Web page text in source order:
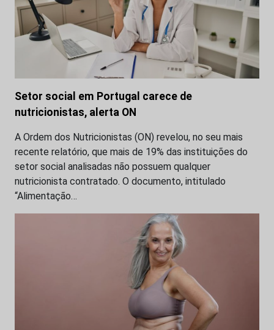
Setor social em Portugal carece de
nutricionistas, alerta ON
A Ordem dos Nutricionistas (ON) revelou, no seu mais
recente relatório, que mais de 19% das instituições do
setor social analisadas não possuem qualquer
nutricionista contratado. O documento, intitulado
“Alimentação…